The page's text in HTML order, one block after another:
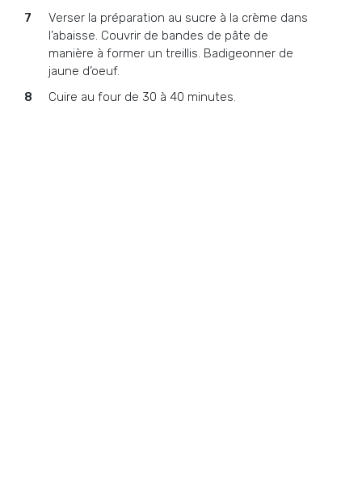
Verser la préparation au sucre à la crème dans
l’abaisse. Couvrir de bandes de pâte de
manière à former un treillis. Badigeonner de
jaune d’oeuf.
Cuire au four de 30 à 40 minutes.